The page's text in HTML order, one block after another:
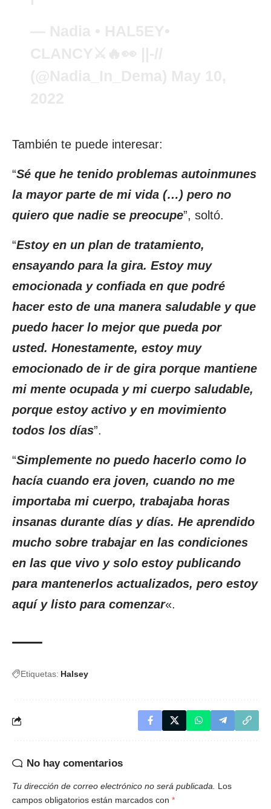
También te puede interesar:
“Sé que he tenido problemas autoinmunes
la mayor parte de mi vida (…) pero no
quiero que nadie se preocupe”, soltó.
“Estoy en un plan de tratamiento,
ensayando para la gira. Estoy muy
emocionada y confiada en que podré
hacer esto de una manera saludable y que
puedo hacer lo mejor que pueda por
usted. Honestamente, estoy muy
emocionado de ir de gira porque mantiene
mi mente ocupada y mi cuerpo saludable,
porque estoy activo y en movimiento
todos los días”.
“Simplemente no puedo hacerlo como lo
hacía cuando era joven, cuando no me
importaba mi cuerpo, trabajaba horas
insanas durante días y días. He aprendido
mucho sobre trabajar en las condiciones
en las que vivo y solo estoy publicando
para mantenerlos actualizados, pero estoy
aquí y listo para comenzar«.
Etiquetas: Halsey
No hay comentarios
Tu dirección de correo electrónico no será publicada.
Los
campos obligatorios están marcados con *